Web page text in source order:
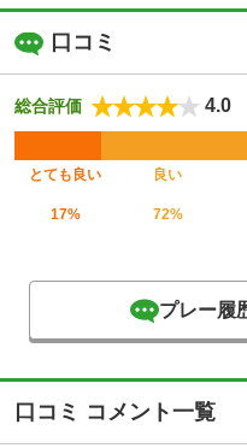
口コミ
総合評価 4.0
とても良い 良い
17% 72%
プレー履
口コミ コメント一覧